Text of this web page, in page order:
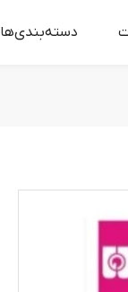
دسته‌بندی‌ها